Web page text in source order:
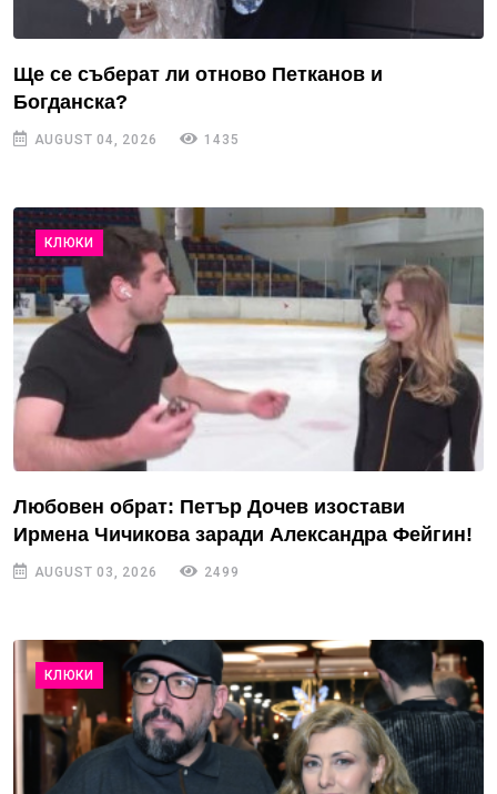
Ще се съберат ли отново Петканов и
Богданска?
AUGUST 04, 2026 1435
КЛЮКИ
Любовен обрат: Петър Дочев изостави
Ирмена Чичикова заради Александра Фейгин!
AUGUST 03, 2026 2499
КЛЮКИ